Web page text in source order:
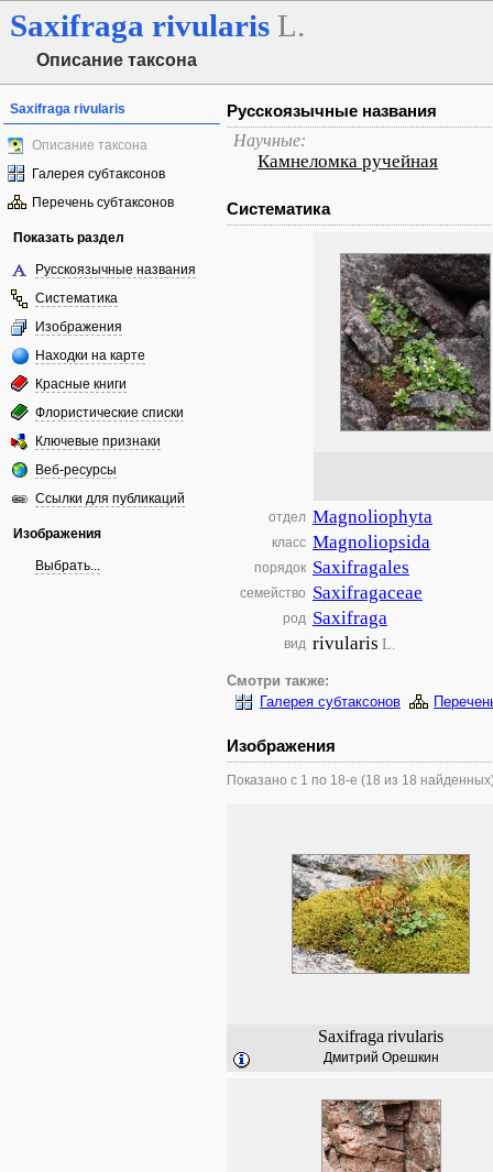
Saxifraga rivularis L.
Описание таксона
Saxifraga rivularis
Описание таксона
Галерея субтаксонов
Перечень субтаксонов
Показать раздел
Русскоязычные названия
Систематика
Изображения
Находки на карте
Красные книги
Флористические списки
Ключевые признаки
Веб-ресурсы
Ссылки для публикаций
Изображения
Выбрать...
Русскоязычные названия
Научные:
Камнеломка ручейная
Систематика
отдел Magnoliophyta
класс Magnoliopsida
порядок Saxifragales
семейство Saxifragaceae
род Saxifraga
вид rivularis L.
Смотри также:
Галерея субтаксонов
Изображения
Показано с 1 по 18-е (18 из 18
Saxifraga rivularis
Дмитрий Орешкин